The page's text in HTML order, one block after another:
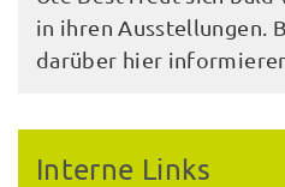
in ihren Ausstellungen.
darüber hier
Interne Links